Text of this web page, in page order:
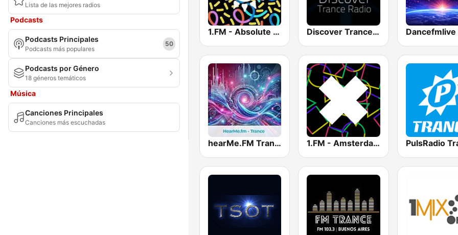
Lista de las mejores radios
Podcasts
Podcasts Principales
Podcasts más populares
50
Podcasts por Género
18 géneros temáticos
Música
Canciones Principales
Canciones más escuchadas
1.FM - Absolute Trance Discover Trance Radio
hearMe.FM Trance 1.FM - Amsterdam Trance PulsRadio